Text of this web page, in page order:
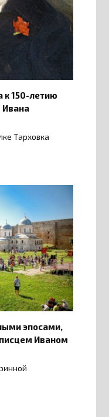
к 150-летию
Ивана
Тарховка
эпосами,
Иваном